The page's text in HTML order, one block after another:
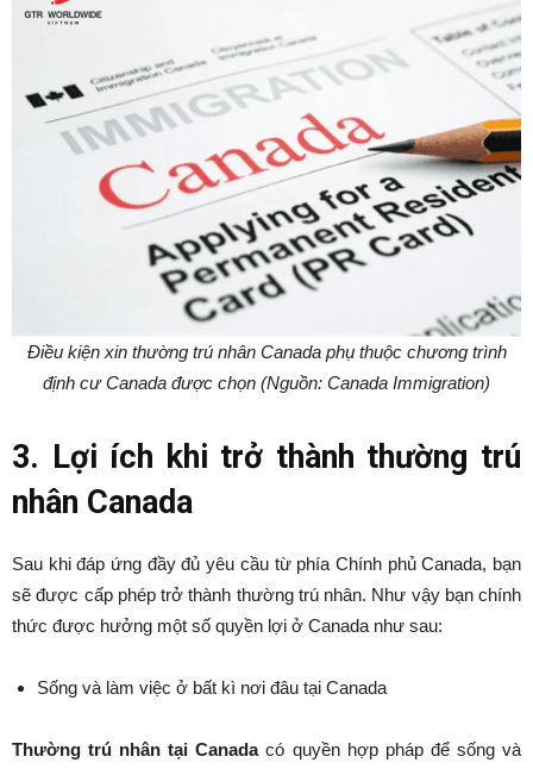
Điều kiện xin thường trú nhân Canada phụ thuộc chương trình
định cư Canada được chọn (Nguồn: Canada Immigration)
3. Lợi ích khi trở thành thường trú
nhân Canada
Sau khi đáp ứng đầy đủ yêu cầu từ phía Chính phủ Canada, bạn
sẽ được cấp phép trở thành thường trú nhân. Như vậy bạn chính
thức được hưởng một số quyền lợi ở Canada như sau:
Sống và làm việc ở bất kì nơi đâu tại Canada
Thường trú nhân tại Canadacó quyền hợp pháp để sống và